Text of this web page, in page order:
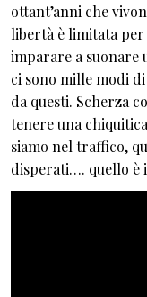
ottant’anni che
libertà è limitata
imparare a suonare
ci sono mille modi
da questi. Scherza
tenere una
siamo nel traffico,
disperati…. quello è